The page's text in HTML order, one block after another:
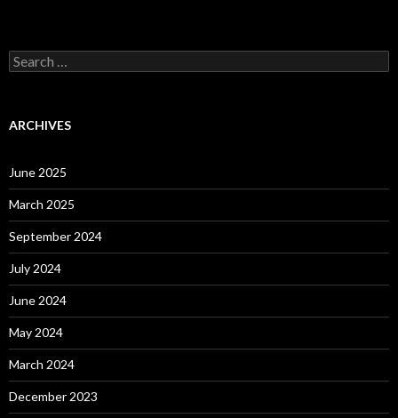
S
e
c
o
r
:
ARCHIVES
June 2025
March 2025
September 2024
July 2024
June 2024
May 2024
March 2024
December 2023